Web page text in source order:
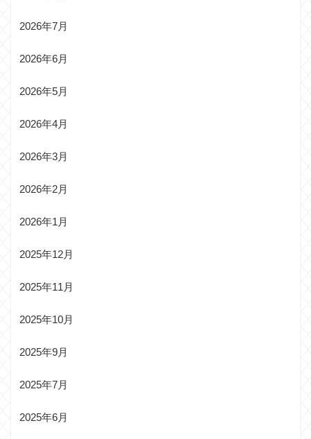
2026年7月
2026年6月
2026年5月
2026年4月
2026年3月
2026年2月
2026年1月
2025年12月
2025年11月
2025年10月
2025年9月
2025年7月
2025年6月